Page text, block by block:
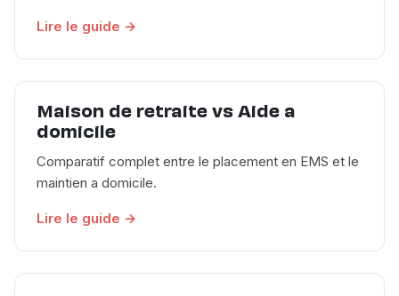
Lire le guide →
Maison de retraite vs Aide a
domicile
Comparatif complet entre le placement en EMS et le
maintien a domicile.
Lire le guide →